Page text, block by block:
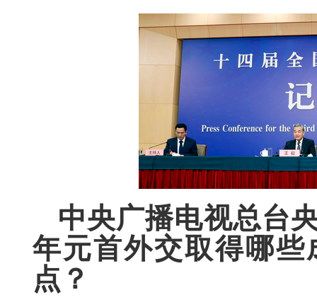
中央广播电视总台
年元首外交取得哪
点？